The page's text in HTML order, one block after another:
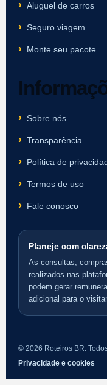
Aluguel de carros
Seguro viagem
Monte seu pacote
Sobre nós
Transparência
Política de
Termos de uso
Fale conosco
Planeje com
As consultas,
realizados nas
podem gerar
adicional para o
© 2026 Roteiros BR.
Privacidade e cookies